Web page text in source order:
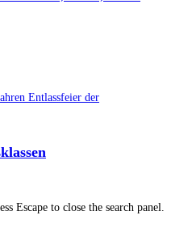
Escape to close the search panel.